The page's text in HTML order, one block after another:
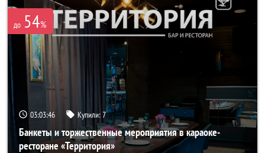
до 54%
03:03:42 Купили:7
Банкеты и торжественные мероприятия в караоке-
ресторане «Территория»